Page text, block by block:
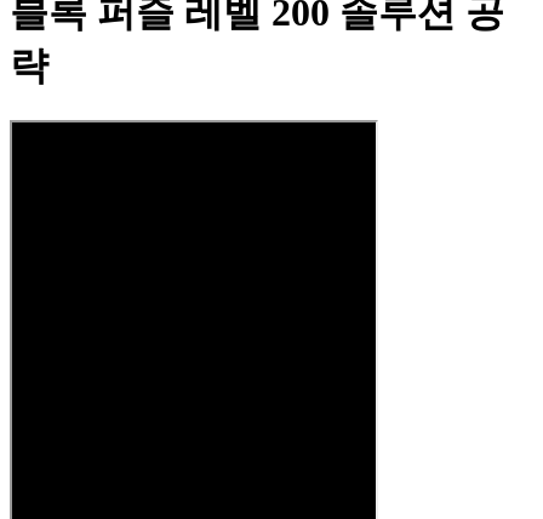
블록 퍼즐 레벨 200 솔루션 공
략